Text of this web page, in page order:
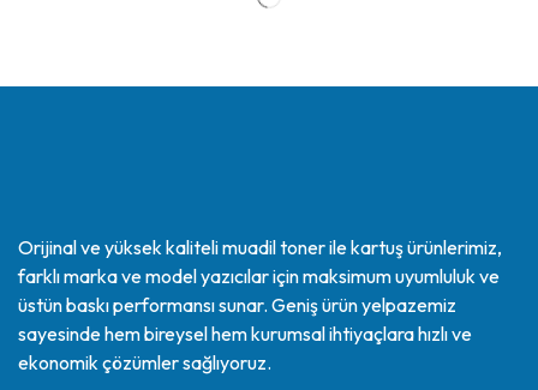
Orijinal ve yüksek kaliteli muadil toner ile kartuş ürünlerimiz,
farklı marka ve model yazıcılar için maksimum uyumluluk ve
üstün baskı performansı sunar. Geniş ürün yelpazemiz
sayesinde hem bireysel hem kurumsal ihtiyaçlara hızlı ve
ekonomik çözümler sağlıyoruz.